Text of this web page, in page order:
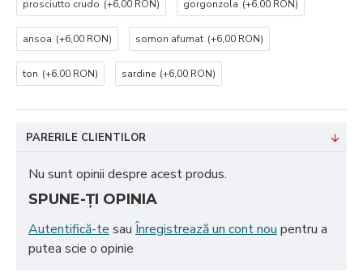
prosciutto crudo (+6,00 RON) gorgonzola (+6,00 RON)
ansoa (+6,00 RON) somon afumat (+6,00 RON)
ton (+6,00 RON) sardine (+6,00 RON)
PARERILE CLIENTILOR
Nu sunt opinii despre acest produs.
SPUNE-ŢI OPINIA
Autentifică-te sau Înregistrează un cont nou pentru a
putea scie o opinie